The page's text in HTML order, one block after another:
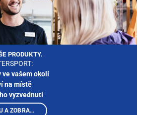
PRODUKTY.
ve vašem okolí
na místě
vyzvednutí
VYBRAT PRODEJNU A ZOBRAZIT PRODUKTY